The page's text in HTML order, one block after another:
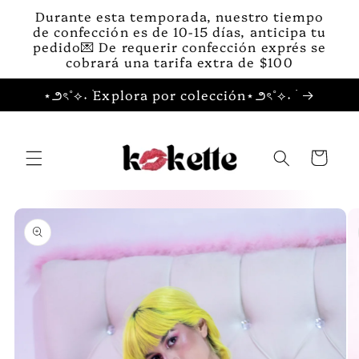
directamente
al contenido
Durante esta temporada, nuestro tiempo
de confección es de 10-15 días, anticipa tu
pedido💌 De requerir confección exprés se
cobrará una tarifa extra de $100
⋆౨ৎ˚⟡˖ ࣪Explora por colección⋆౨ৎ˚⟡˖ ࣪
Carrito
directamente
a la
información
del producto